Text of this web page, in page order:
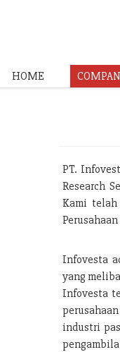
HOME
PT.
Research
Kami
Infovesta
yang
Infovesta
industri